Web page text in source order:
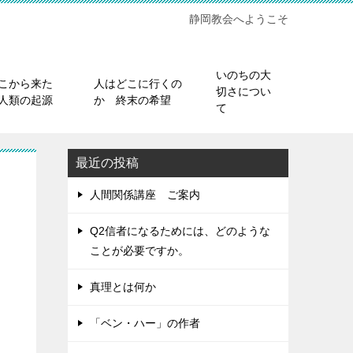
静岡教会へようこそ
から来た
類の起源
人はどこに行くの
か 終末の希望
いのちの大
切さについ
て
最近の投稿
人間関係講座 ご案内
Q2信者になるためには、どのような
ことが必要ですか。
真理とは何か
「ベン・ハー」の作者